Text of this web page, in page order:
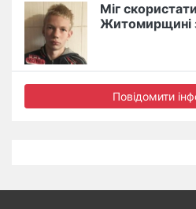
Міг
Житомирщині
Повідомити